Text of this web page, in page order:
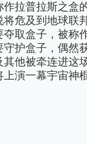
作拉普拉斯之盒
将危及到地球联
夺取盒子，被称
守护盒子，偶然
其他被牵连进这
上演一幕宇宙神